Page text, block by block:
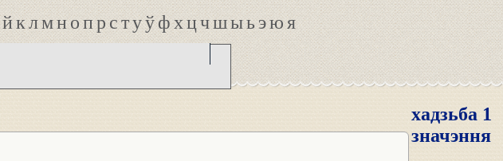
йклмнопрстуўфхцчшыьэюя
хадзьба 1
значэння